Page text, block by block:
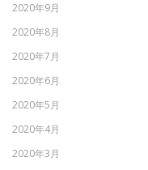
2020年9月
2020年8月
2020年7月
2020年6月
2020年5月
2020年4月
2020年3月